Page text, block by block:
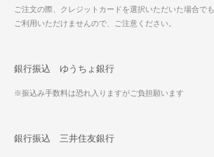
ご注文の際、クレジットカードを選択いただいた場合でも
ご利用いただけませんので、ご注意ください。
銀行振込 ゆうちょ銀行
※振込み手数料は恐れ入りますがご負担願います
銀行振込 三井住友銀行